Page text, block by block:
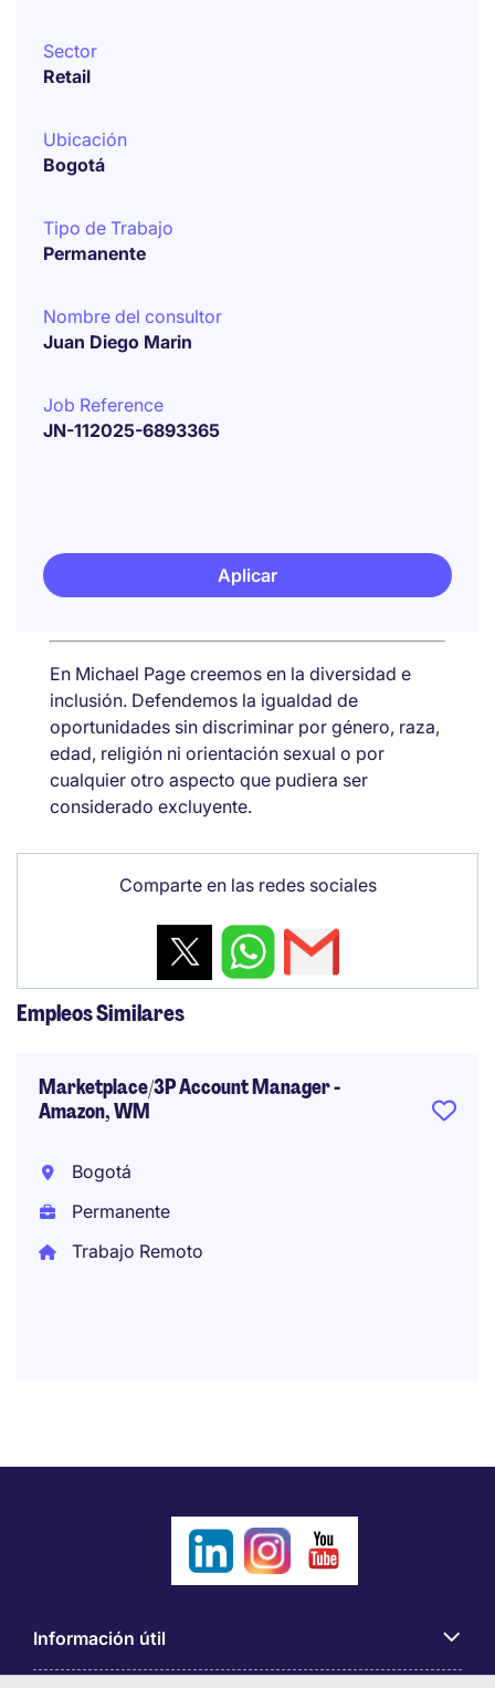
Sector
Retail
Ubicación
Bogotá
Tipo de Trabajo
Permanente
Nombre del consultor
Juan Diego Marin
Job Reference
JN-112025-6893365
Aplicar
En Michael Page creemos en la diversidad e
inclusión. Defendemos la igualdad de
oportunidades sin discriminar por género, raza,
edad, religión ni orientación sexual o por
cualquier otro aspecto que pudiera ser
considerado excluyente.
Comparte en las redes sociales
Empleos Similares
Marketplace/3P Account Manager -
Amazon, WM
Bogotá
Permanente
Trabajo Remoto
Información útil